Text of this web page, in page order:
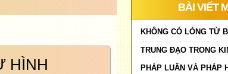
HÌNH
BÀI VIẾT
KHÔNG CÓ LÒNG TỪ BI
TRUNG ĐẠO TRONG
PHÁP LUÂN VÀ PHÁP